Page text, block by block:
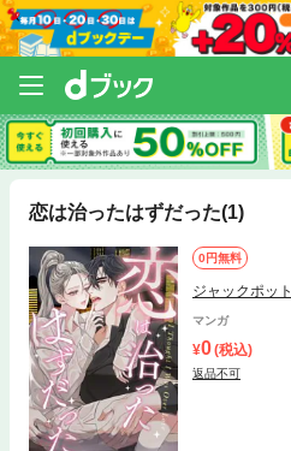
恋は治ったはずだった(1)
0円無料
ジャックポット
マンガ
0(税込)
返品不可